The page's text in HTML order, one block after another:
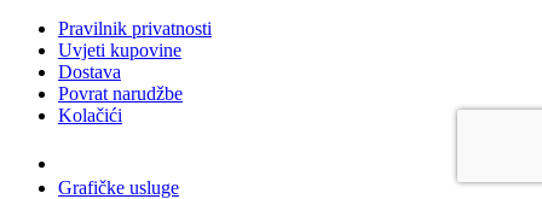
Pravilnik privatnosti
Uvjeti kupovine
Dostava
Povrat narudžbe
Kolačići
Grafičke usluge